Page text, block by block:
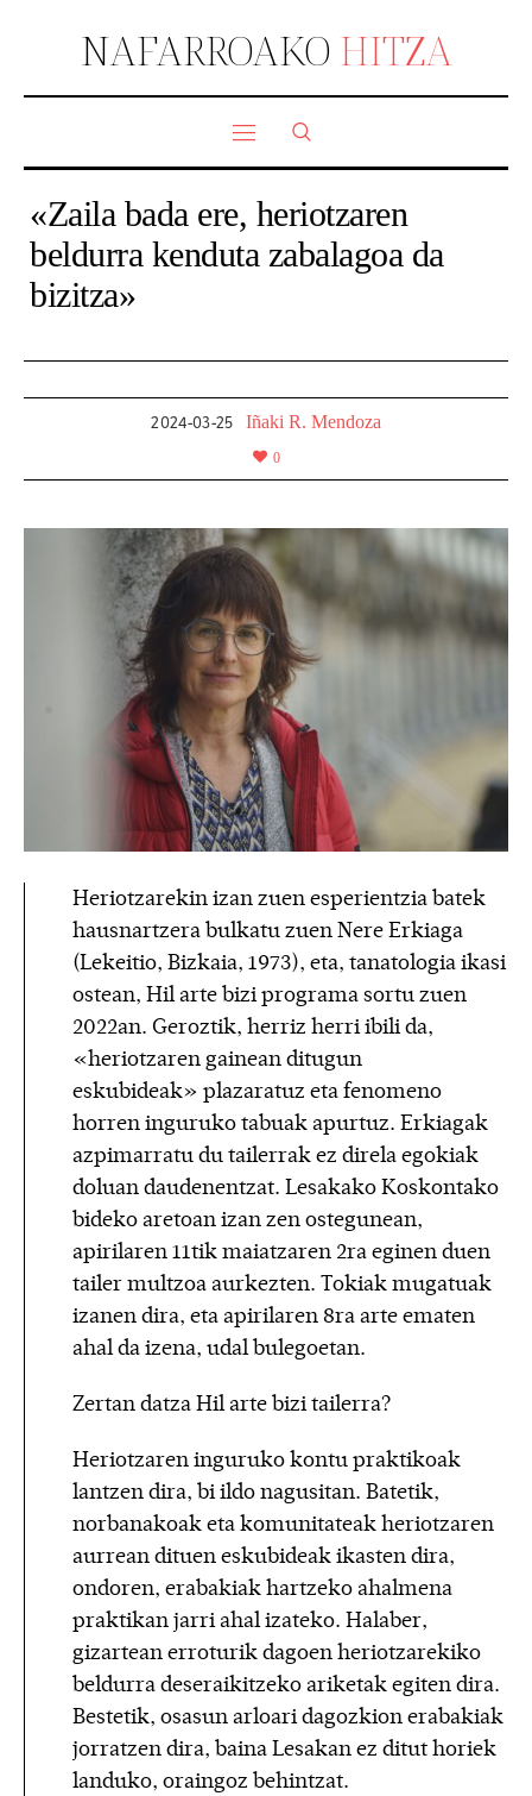
NAFARROAKO HITZA
«Zaila bada ere, heriotzaren
beldurra kenduta zabalagoa da
bizitza»
2024-03-25 Iñaki R. Mendoza
0
Heriotzarekin izan zuen esperientzia batek
hausnartzera bulkatu zuen Nere Erkiaga
(Lekeitio, Bizkaia, 1973), eta, tanatologia ikasi
ostean, Hil arte bizi programa sortu zuen
2022an. Geroztik, herriz herri ibili da,
«heriotzaren gainean ditugun
eskubideak» plazaratuz eta fenomeno
horren inguruko tabuak apurtuz. Erkiagak
azpimarratu du tailerrak ez direla egokiak
doluan daudenentzat. Lesakako Koskontako
bideko aretoan izan zen ostegunean,
apirilaren 11tik maiatzaren 2ra eginen duen
tailer multzoa aurkezten. Tokiak mugatuak
izanen dira, eta apirilaren 8ra arte ematen
ahal da izena, udal bulegoetan.
Zertan datza Hil arte bizi tailerra?
Heriotzaren inguruko kontu praktikoak
lantzen dira, bi ildo nagusitan. Batetik,
norbanakoak eta komunitateak heriotzaren
aurrean dituen eskubideak ikasten dira,
ondoren, erabakiak hartzeko ahalmena
praktikan jarri ahal izateko. Halaber,
gizartean erroturik dagoen heriotzarekiko
beldurra deseraikitzeko ariketak egiten dira.
Bestetik, osasun arloari dagozkion erabakiak
jorratzen dira, baina Lesakan ez ditut horiek
landuko, oraingoz behintzat.